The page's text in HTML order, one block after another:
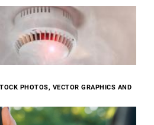
PHOTOS, VECTOR GRAPHICS AND